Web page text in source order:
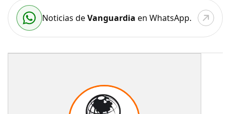
Noticias deVanguardia en WhatsApp.